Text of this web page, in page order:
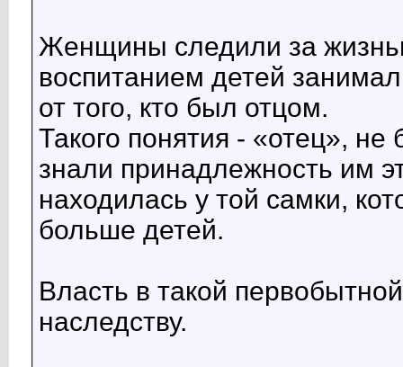
Женщины следили за
воспитанием детей
от того, кто был отцом.
Такого понятия - «отец»,
знали принадлежность им
находилась у той самки,
больше детей.
Власть в такой
наследству.